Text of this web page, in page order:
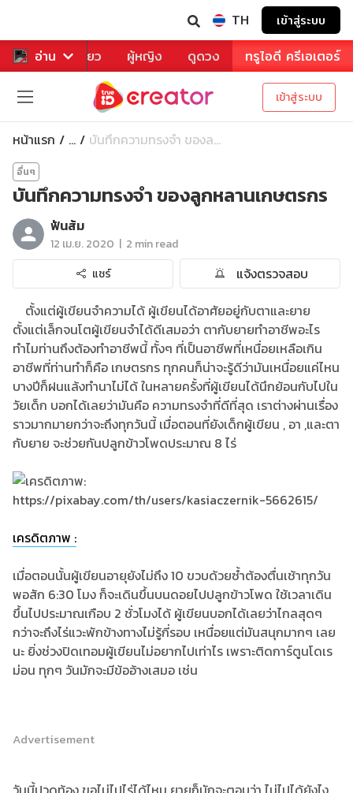
TH เข้าสู่ระบบ
อ่าน
หาร ท่องเที่ยว ผู้หญิง ดูดวง ทรูไอดี ครีเอเตอร์
เข้าสู่ระบบ
หน้าแรก ... บันทึกความทรงจำ ของล...
อื่นๆ
บันทึกความทรงจำ ของลูกหลานเกษตรกร
ฟันส้ม
12 เม.ย. 2020 | 2 min read
แชร์
แจ้งตรวจสอบ
ตั้งแต่ผู้เขียนจำความได้ ผู้เขียนได้อาศัยอยู่กับตาและยาย
ตั้งแต่เล็กจนโตผู้เขียนจำได้ดีเสมอว่า ตากับยายทำอาชีพอะไร
ทำไมท่านถึงต้องทำอาชีพนี้ ทั้งๆ ที่เป็นอาชีพที่เหนื่อยเหลือเกิน
อาชีพที่ท่านทำก็คือ เกษตรกร ทุกคนก็น่าจะรู้ดีว่ามันเหนื่อยแค่ไหน
บางปีก็ฝนแล้งทำนาไม่ได้ ในหลายครั้งที่ผู้เขียนได้นึกย้อนกับไปใน
วัยเด็ก บอกได้เลยว่ามันคือ ความทรงจำที่ดีที่สุด เราต่างผ่านเรื่อง
ราวมากมายกว่าจะถึงทุกวันนี้ เมื่อตอนที่ยังเด็กผู้เขียน , อา ,และตา
กับยาย จะช่วยกันปลูกข้าวโพดประมาณ 8 ไร่
เครดิตภาพ :
เมื่อตอนนั้นผู้เขียนอายุยังไม่ถึง 10 ขวบด้วยซ้ำต้องตื่นเช้าทุกวัน
พอสัก 6:30 โมง ก็จะเดินขึ้นบนดอยไปปลูกข้าวโพด ใช้เวลาเดิน
ขึ้นไปประมาณเกือบ 2 ชั่วโมงได้ ผู้เขียนบอกได้เลยว่าไกลสุดๆ
กว่าจะถึงไร่แวะพักข้างทางไม่รู้กี่รอบ เหนื่อยแต่มันสนุกมากๆ เลย
นะ ยิ่งช่วงปิดเทอมผู้เขียนไม่อยากไปเท่าไร เพราะติดการ์ตูนโดเร
ม่อน ทุกๆ วันมักจะมีข้ออ้างเสมอ เช่น
Advertisement